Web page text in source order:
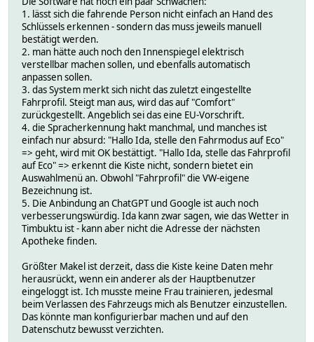
1. lässt sich die fahrende Person nicht einfach an Hand des
Schlüssels erkennen - sondern das muss jeweils manuell
bestätigt werden.
2. man hätte auch noch den Innenspiegel elektrisch
verstellbar machen sollen, und ebenfalls automatisch
anpassen sollen.
3. das System merkt sich nicht das zuletzt eingestellte
Fahrprofil. Steigt man aus, wird das auf "Comfort"
zurückgestellt. Angeblich sei das eine EU-Vorschrift.
4. die Spracherkennung hakt manchmal, und manches ist
einfach nur absurd: "Hallo Ida, stelle den Fahrmodus auf Eco"
=> geht, wird mit OK bestättigt. "Hallo Ida, stelle das Fahrprofil
auf Eco" => erkennt die Kiste nicht, sondern bietet ein
Auswahlmenü an. Obwohl "Fahrprofil" die VW-eigene
Bezeichnung ist.
5. Die Anbindung an ChatGPT und Google ist auch noch
verbesserungswürdig. Ida kann zwar sagen, wie das Wetter in
Timbuktu ist - kann aber nicht die Adresse der nächsten
Apotheke finden.
Größter Makel ist derzeit, dass die Kiste keine Daten mehr
herausrückt, wenn ein anderer als der Hauptbenutzer
eingeloggt ist. Ich musste meine Frau trainieren, jedesmal
beim Verlassen des Fahrzeugs mich als Benutzer einzustellen.
Das könnte man konfigurierbar machen und auf den
Datenschutz bewusst verzichten.